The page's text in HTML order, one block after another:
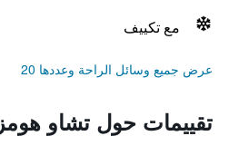
مع تكييف
عرض جميع وسائل الراحة وعددها 20
تقييمات حول تشاو هومز